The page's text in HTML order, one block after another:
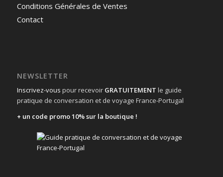
Conditions Générales de Ventes
Contact
NEWSLETTER
Inscrivez-vous pour recevoir GRATUITEMENT le guide
pratique de conversation et de voyage France-Portugal
+ un code promo 10% sur la boutique !